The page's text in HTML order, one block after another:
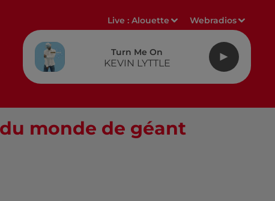
Live :Alouette Webradios
Turn Me On
KEVIN LYTTLE
monde de géant